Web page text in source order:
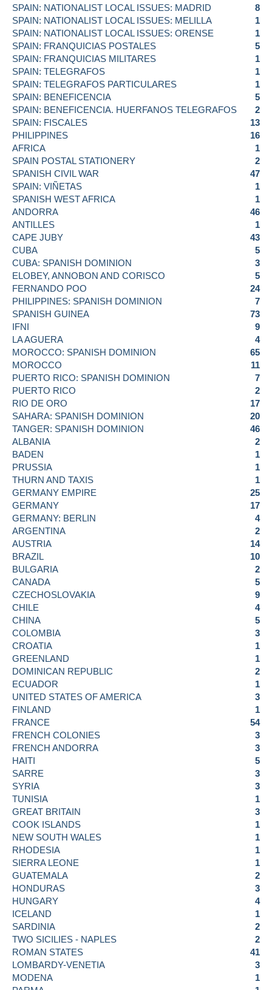
SPAIN: NATIONALIST LOCAL ISSUES: MADRID
8
SPAIN: NATIONALIST LOCAL ISSUES: MELILLA
1
SPAIN: NATIONALIST LOCAL ISSUES: ORENSE
1
SPAIN: FRANQUICIAS POSTALES
5
SPAIN: FRANQUICIAS MILITARES
1
SPAIN: TELEGRAFOS
1
SPAIN: TELEGRAFOS PARTICULARES
1
SPAIN: BENEFICENCIA
5
SPAIN: BENEFICENCIA. HUERFANOS TELEGRAFOS
2
SPAIN: FISCALES
13
PHILIPPINES
16
AFRICA
1
SPAIN POSTAL STATIONERY
2
SPANISH CIVIL WAR
47
SPAIN: VIÑETAS
1
SPANISH WEST AFRICA
1
ANDORRA
46
ANTILLES
1
CAPE JUBY
43
CUBA
5
CUBA: SPANISH DOMINION
3
ELOBEY, ANNOBON AND CORISCO
5
FERNANDO POO
24
PHILIPPINES: SPANISH DOMINION
7
SPANISH GUINEA
73
IFNI
9
LA AGUERA
4
MOROCCO: SPANISH DOMINION
65
MOROCCO
11
PUERTO RICO: SPANISH DOMINION
7
PUERTO RICO
2
RIO DE ORO
17
SAHARA: SPANISH DOMINION
20
TANGER: SPANISH DOMINION
46
ALBANIA
2
BADEN
1
PRUSSIA
1
THURN AND TAXIS
1
GERMANY EMPIRE
25
GERMANY
17
GERMANY: BERLIN
4
ARGENTINA
2
AUSTRIA
14
BRAZIL
10
BULGARIA
2
CANADA
5
CZECHOSLOVAKIA
9
CHILE
4
CHINA
5
COLOMBIA
3
CROATIA
1
GREENLAND
1
DOMINICAN REPUBLIC
2
ECUADOR
1
UNITED STATES OF AMERICA
3
FINLAND
1
FRANCE
54
FRENCH COLONIES
3
FRENCH ANDORRA
3
HAITI
5
SARRE
3
SYRIA
3
TUNISIA
1
GREAT BRITAIN
3
COOK ISLANDS
1
NEW SOUTH WALES
1
RHODESIA
1
SIERRA LEONE
1
GUATEMALA
2
HONDURAS
3
HUNGARY
4
ICELAND
1
SARDINIA
2
TWO SICILIES - NAPLES
2
ROMAN STATES
41
LOMBARDY-VENETIA
3
MODENA
1